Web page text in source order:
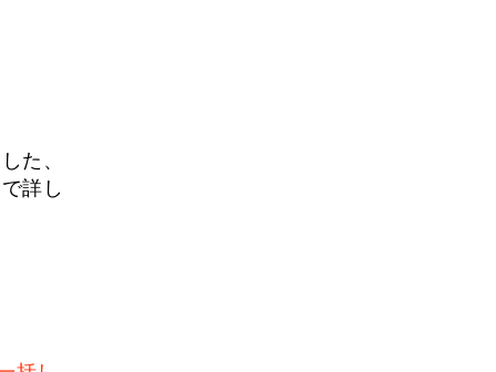
た、
詳し